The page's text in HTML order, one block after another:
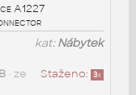
A1227
kat:Nábytek
Staženo: 3x
• ze